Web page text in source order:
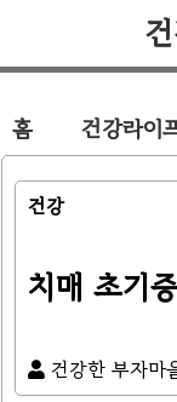
홈 건강라이
건강
치매 초기
건강한 부자마